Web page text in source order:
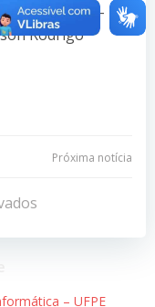
no CIn-
Rodrigo
Próxima notícia
– UFPE